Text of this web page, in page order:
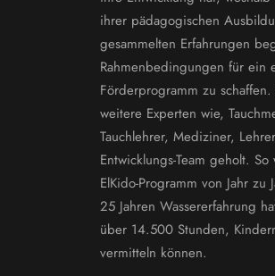
ihrer pädagogischen
gesammelten Erfahrungen
Rahmenbedingungen für ein
Förderprogramm zu
weitere Experten wie,
Tauchlehrer, Mediziner,
Entwicklungs-Team geholt.
ElKido-Programm von Jahr
25 Jahren Wassererfahrung
über 14.500 Stunden,
vermitteln können.